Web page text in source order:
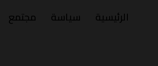
الرئيسية سياسة مجتمع